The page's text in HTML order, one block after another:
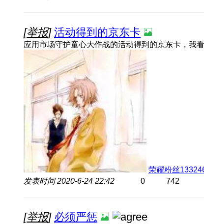
[举报] 活动得到的京东卡
荣耀粉丝
发表时间2020-6-24 22:42 0 742
[举报] 必须严惩